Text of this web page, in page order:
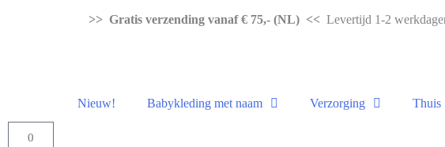
>> Gratis verzending vanaf € 75,- (NL) <<Levertijd 1-2
Nieuw! Babykleding met naam Verzorging Thuis
0